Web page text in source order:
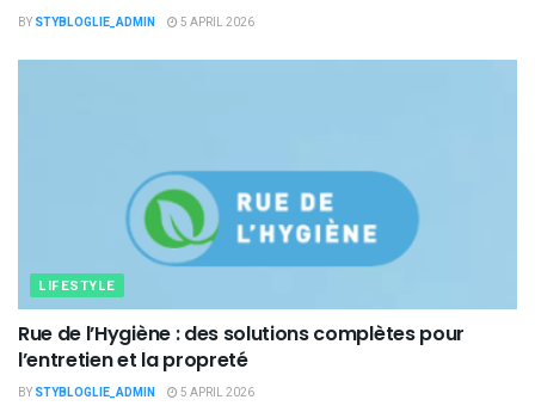
BY STYBLOGLIE_ADMIN 5 APRIL 2026
LIFESTYLE
Rue de l’Hygiène : des solutions complètes pour
l’entretien et la propreté
BY STYBLOGLIE_ADMIN 5 APRIL 2026